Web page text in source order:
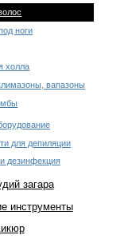
ноги
холла
вапазоны
для депиляции
дезинфекция
загара
инструменты